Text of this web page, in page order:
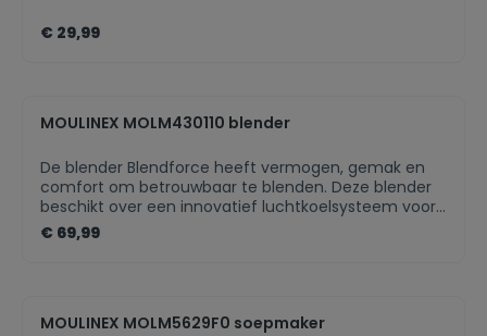
€ 29,99
MOULINEX MOLM430110 blender
De blender Blendforce heeft vermogen, gemak en
comfort om betrouwbaar te blenden. Deze blender
beschikt over een innovatief luchtkoelsysteem voor
een optimaal duurzame en krachtige motor, over de
veiligheidsfuncties van de Smart Lock Technology en
functie Ventouses intégrées
€ 69,99
MOULINEX MOLM5629F0 soepmaker